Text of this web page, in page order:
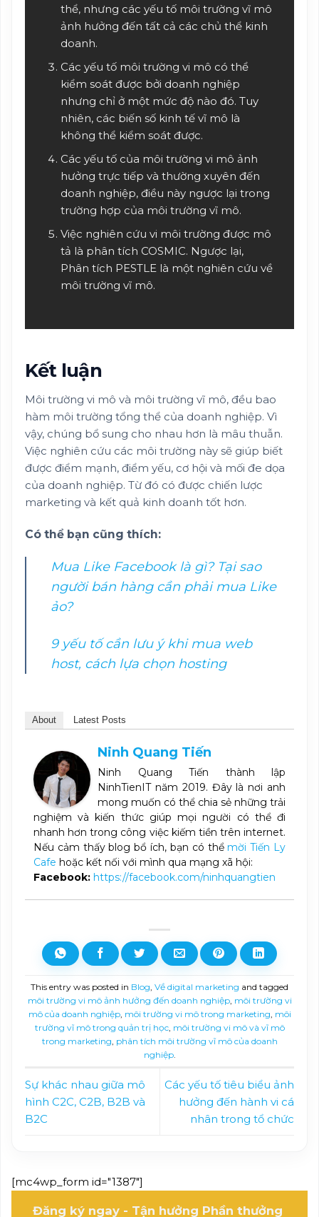
thể, nhưng các yếu tố môi trường vĩ mô
ảnh hưởng đến tất cả các chủ thể kinh
doanh.
Các yếu tố môi trường vi mô có thể
kiểm soát được bởi doanh nghiệp
nhưng chỉ ở một mức độ nào đó. Tuy
nhiên, các biến số kinh tế vĩ mô là
không thể kiểm soát được.
Các yếu tố của môi trường vi mô ảnh
hưởng trực tiếp và thường xuyên đến
doanh nghiệp, điều này ngược lại trong
trường hợp của môi trường vĩ mô.
Việc nghiên cứu vi môi trường được mô
tả là phân tích COSMIC. Ngược lại,
Phân tích PESTLE là một nghiên cứu về
môi trường vĩ mô.
Kết luận
Môi trường vi mô và môi trường vĩ mô, đều bao
hàm môi trường tổng thể của doanh nghiệp. Vì
vậy, chúng bổ sung cho nhau hơn là mâu thuẫn.
Việc nghiên cứu các môi trường này sẽ giúp biết
được điểm mạnh, điểm yếu, cơ hội và mối đe dọa
của doanh nghiệp. Từ đó có được chiến lược
marketing và kết quả kinh doanh tốt hơn.
Có thể bạn cũng thích:
Mua Like Facebook là gì? Tại sao
người bán hàng cần phải mua Like
ảo?
9 yếu tố cần lưu ý khi mua web
host, cách lựa chọn hosting
About Latest Posts
Ninh Quang Tiến
Ninh Quang Tiến thành lập
NinhTienIT năm 2019. Đây là nơi anh
mong muốn có thể chia sẻ những trải
nghiệm và kiến thức giúp mọi người có thể đi
nhanh hơn trong công việc kiếm tiền trên internet.
Nếu cảm thấy blog bổ ích, bạn có thể mời Tiến Ly
Cafe hoặc kết nối với mình qua mạng xã hội:
Facebook: https://facebook.com/ninhquangtien
This entry was posted in Blog, Về digital marketing and tagged
môi trường vi mô ảnh hưởng đến doanh nghiệp, môi trường vi
mô của doanh nghiệp, môi trường vi mô trong marketing, môi
trường vĩ mô trong quản trị học, môi trường vi mô và vĩ mô
trong marketing, phân tích môi trường vĩ mô của doanh
nghiệp.
Sự khác nhau giữa mô
hình C2C, C2B, B2B và
B2C
Các yếu tố tiêu biểu ảnh
hưởng đến hành vi cá
nhân trong tổ chức
[mc4wp_form id="1387"]
Đăng ký ngay - Tận hưởng Phần thưởng